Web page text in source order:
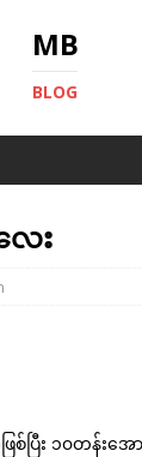
MB
BLOG
ေး
စ်ပြီး ၁၀တန်း